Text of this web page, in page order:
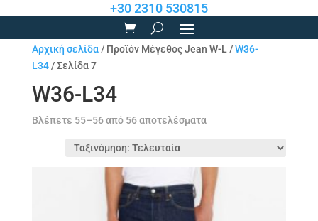
+30 2310 530815
Αρχική σελίδα/ Προϊόν Μέγεθος Jean W-L /W36-
L34/ Σελίδα 7
W36-L34
Βλέπετε 55–56 από 56 αποτελέσματαSorted